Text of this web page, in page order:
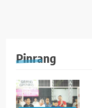
Pinrang